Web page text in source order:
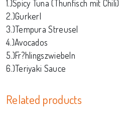
1.)Spicy Tuna (Thunfisch mit Chili)
2.)Gurkerl
3.)Tempura Streusel
4.)Avocados
5.)Fr?hlingszwiebeln
6.)Teriyaki Sauce
Related products